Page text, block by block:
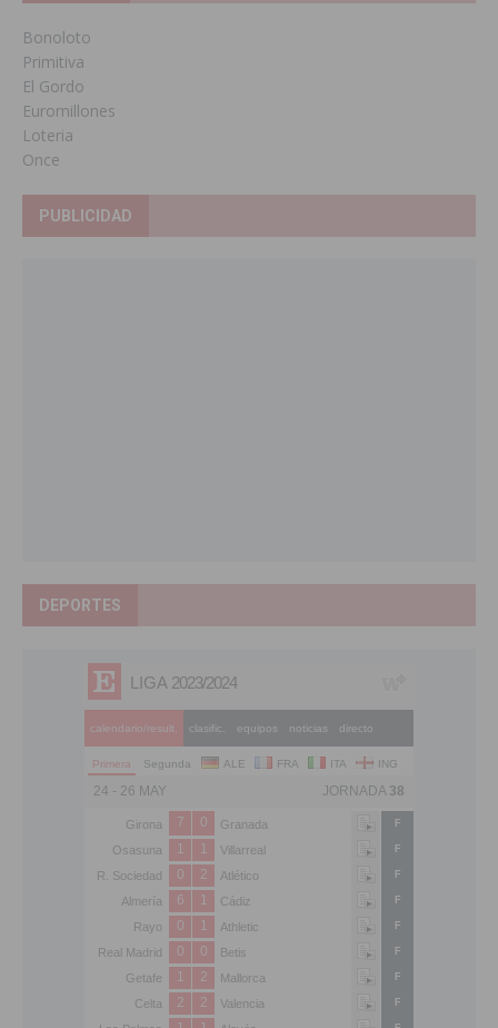
Bonoloto
Primitiva
El Gordo
Euromillones
Loteria
Once
PUBLICIDAD
DEPORTES